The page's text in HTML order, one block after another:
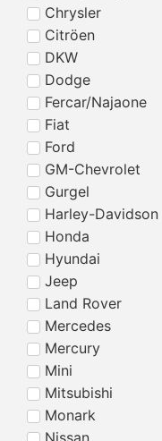
Chrysler
Citröen
DKW
Dodge
Fercar/Najaone
Fiat
Ford
GM-Chevrolet
Gurgel
Harley-Davidson
Honda
Hyundai
Jeep
Land Rover
Mercedes
Mercury
Mini
Mitsubishi
Monark